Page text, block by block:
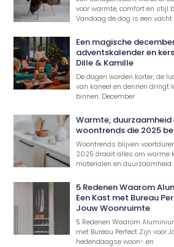
voor warmte, comfort en stijl
Vandaag de dag is een
Een magische
adventskalender en
Dille & Kamille
De dagen worden korter, de
van kaneel en dennen dringt
binnen. December
Warmte, duurzaamheid
woontrends die 2025
Woontrends blijven
2025 draait alles om warme
materialen en
5 Redenen Waarom
Een Kast met Bureau
Jouw Woonruimte
5 Redenen Waarom
met Bureau Perfect Zijn voor
hedendaagse woon- en